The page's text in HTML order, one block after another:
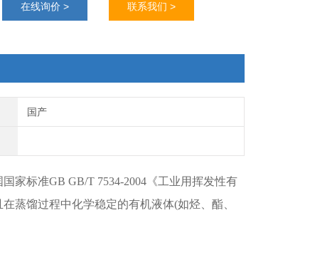
在线询价 > 联系我们 >
国产
家标准GB GB/T 7534-2004《工业用挥发性有
蒸馏过程中化学稳定的有机液体(如烃、酯、